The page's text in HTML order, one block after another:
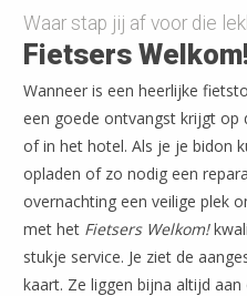
Waar stap jij af voor die
Fietsers
Wanneer is een heerlijke
een goede ontvangst krijgt op
of in het hotel. Als je je bidon
opladen of zo nodig een
overnachting een veilige plek
met het Fietsers Welkom!
stukje service. Je ziet de
kaart. Ze liggen bijna altijd